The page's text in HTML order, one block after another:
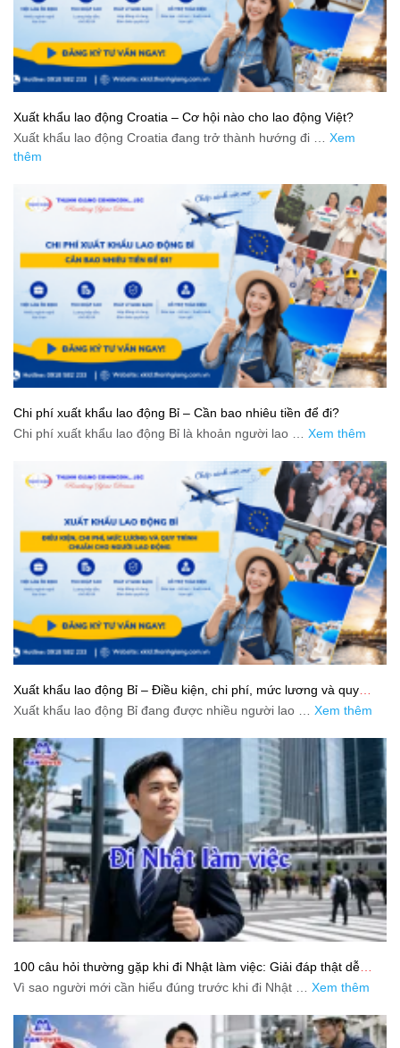
Xuất khẩu lao động Croatia – Cơ hội nào cho lao động Việt?
Xuất khẩu lao động Croatia đang trở thành hướng đi … Xem
thêm
Chi phí xuất khẩu lao động Bỉ – Cần bao nhiêu tiền để đi?
Chi phí xuất khẩu lao động Bỉ là khoản người lao … Xem thêm
Xuất khẩu lao động Bỉ – Điều kiện, chi phí, mức lương và quy
trình chuẩn cho người lao động
Xuất khẩu lao động Bỉ đang được nhiều người lao … Xem thêm
100 câu hỏi thường gặp khi đi Nhật làm việc: Giải đáp thật dễ
hiểu cho người mới bắt đầu
Vì sao người mới cần hiểu đúng trước khi đi Nhật … Xem thêm